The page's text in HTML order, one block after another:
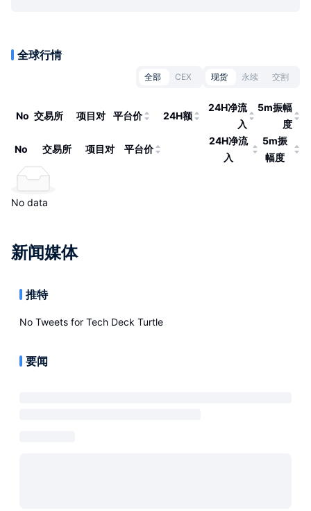
全球行情
全部 CEX 现货 永续 交割
No 交易所 项目对 平台价 24H额
24H净流
入
5m振幅
度
No 交易所 项目对 平台价
24H净流
入
5m振
幅度
No data
新闻媒体
推特
No Tweets for Tech Deck Turtle
要闻